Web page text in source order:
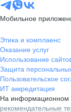
Мобильное
Этика и комплаенс
Оказание услуг
Использование
Защита
Пользовательское
ИТ аккредитация
На информационном
рекомендательные